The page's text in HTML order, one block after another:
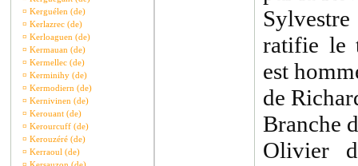
¤ Kerguélen (de)
¤ Kerlazrec (de)
¤ Kerloaguen (de)
¤ Kermauan (de)
¤ Kermellec (de)
¤ Kerminihy (de)
¤ Kermodiern (de)
¤ Kernivinen (de)
¤ Kerouant (de)
¤ Kerourcuff (de)
¤ Kerouzéré (de)
¤ Kerraoul (de)
ratifie le
est
de
Branche
Olivier